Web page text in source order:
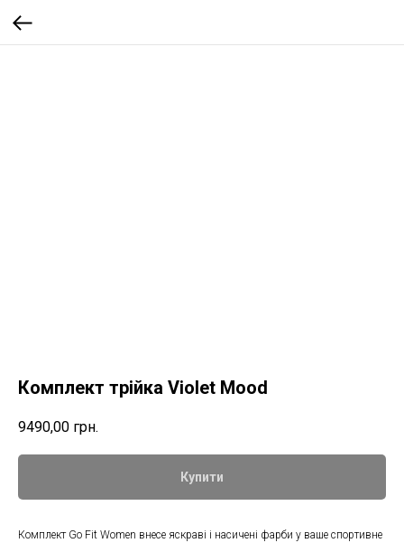
Комплект трійка Violet Mood
9490,00 грн.
Купити
Комплект Go Fit Women внесе яскраві і насичені фарби у ваше спортивне